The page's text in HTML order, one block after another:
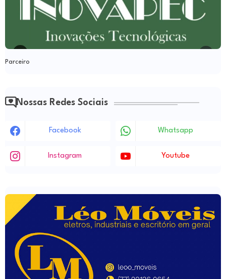
Parceiro
Nossas Redes Sociais
Facebook Whatsapp
Instagram Youtube